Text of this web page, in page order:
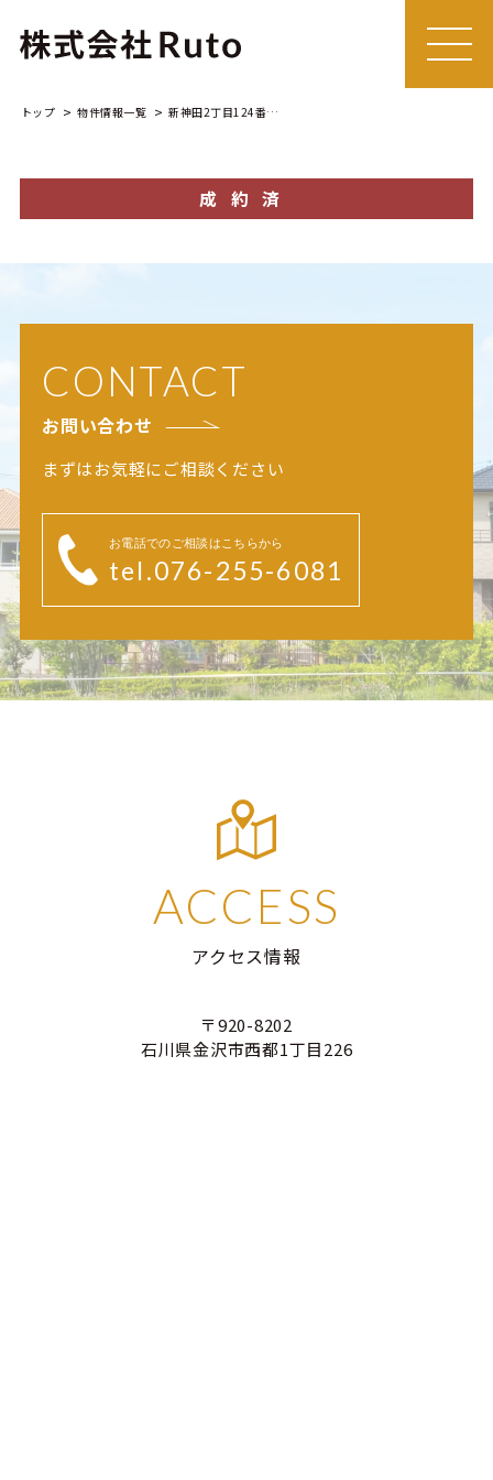
MEN
U
トップ 物件情報一覧 新神田2丁目124番1 新築一戸建
成約済
CONTACT
お問い合わせ
まずはお気軽にご相談ください
お電話でのご相談はこちらから
tel.076-255-6081
ACCESS
アクセス情報
〒920-8202
石川県金沢市西都1丁目226